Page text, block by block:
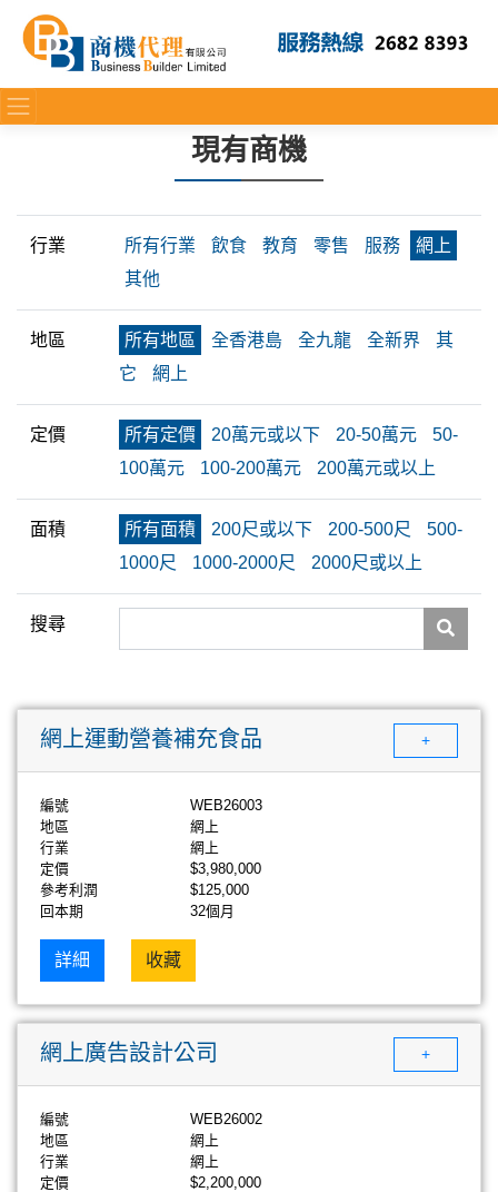
現有商機
行業 所有行業 飲食 教育 零售 服務
網上
其他
地區 所有地區 全香港島 全九龍 全新界
其
它
網上
定價 所有定價 20萬元或以下 20-50萬元
50-
100萬元
100-200萬元 200萬元或以上
面積 所有面積 200尺或以下 200-500尺
500-
1000尺
1000-2000尺 2000尺或以上
搜尋
網上運動營養補充食品 +
編號
WEB26003
地區
網上
行業
網上
定價
$3,980,000
參考利潤
$125,000
回本期
32個月
詳細 收藏
網上廣告設計公司 +
編號
WEB26002
地區
網上
行業
網上
定價
$2,200,000